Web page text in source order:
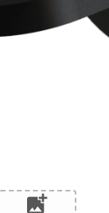
add_photo_alternate